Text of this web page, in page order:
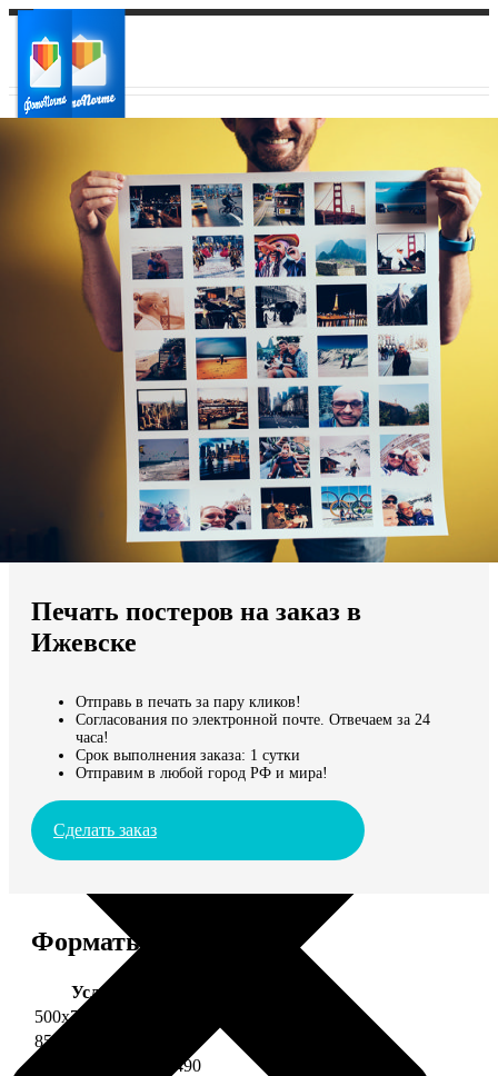
Ваш город:
Ваш регион доставки
Выберите из списка:
Мы доставляем по всему миру
Продолжить без города
Печать постеров на заказ в
Ижевске
Отправь в печать за пару кликов!
Согласования по электронной почте. Отвечаем за 24
часа!
Срок выполнения заказа: 1 сутки
Отправим в любой город РФ и мира!
Сделать заказ
Форматы и цены
Услуга
500х700 глянец
850х600 глянец
5490